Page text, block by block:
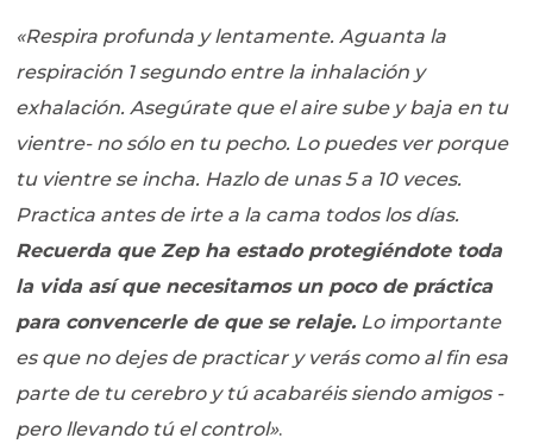
«Respira profunda y lentamente. Aguanta la
respiración 1 segundo entre la inhalación y
exhalación. Asegúrate que el aire sube y baja en tu
vientre- no sólo en tu pecho. Lo puedes ver porque
tu vientre se incha. Hazlo de unas 5 a 10 veces.
Practica antes de irte a la cama todos los días.
Recuerda que Zep ha estado protegiéndote toda
la vida así que necesitamos un poco de práctica
para convencerle de que se relaje. Lo importante
es que no dejes de practicar y verás como al fin esa
parte de tu cerebro y tú acabaréis siendo amigos -
pero llevando tú el control».